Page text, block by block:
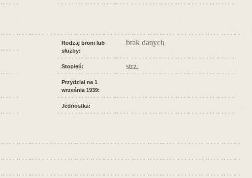
Rodzaj broni lub
służby:
brak danych
Stopień: strz.
Przydział na 1
września 1939:
Jednostka: